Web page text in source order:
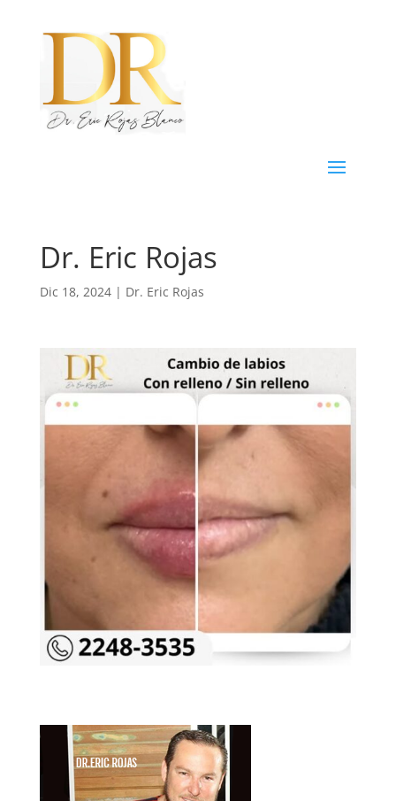
Dr. Eric Rojas
Dic 18, 2024| Dr. Eric Rojas